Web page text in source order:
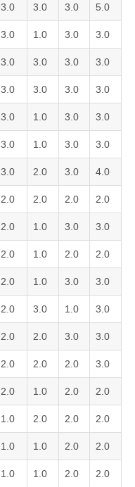
3.0 3.0 3.0 5.0
3.0 1.0 3.0 3.0
3.0 3.0 3.0 3.0
3.0 3.0 3.0 3.0
3.0 1.0 3.0 3.0
3.0 1.0 3.0 3.0
3.0 2.0 3.0 4.0
2.0 2.0 2.0 2.0
2.0 1.0 3.0 3.0
2.0 1.0 2.0 2.0
2.0 1.0 3.0 3.0
2.0 3.0 1.0 3.0
2.0 2.0 3.0 3.0
2.0 2.0 2.0 3.0
2.0 1.0 2.0 2.0
1.0 2.0 2.0 2.0
1.0 1.0 2.0 2.0
1.0 1.0 2.0 2.0